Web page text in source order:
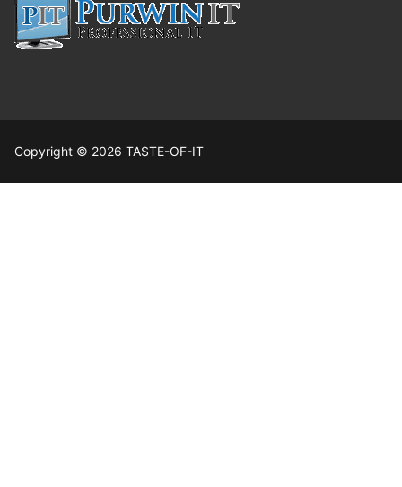
Copyright © 2026 TASTE-OF-IT